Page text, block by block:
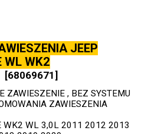
JEEP
WL WK2
[68069671]
, BEZ SYSTEMU
ZAWIESZENIA
WK2 WL 3,0L 2011 2012 2013